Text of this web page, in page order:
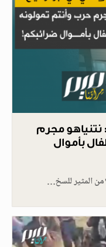
مجرم
بأموال
المثير للسخ…